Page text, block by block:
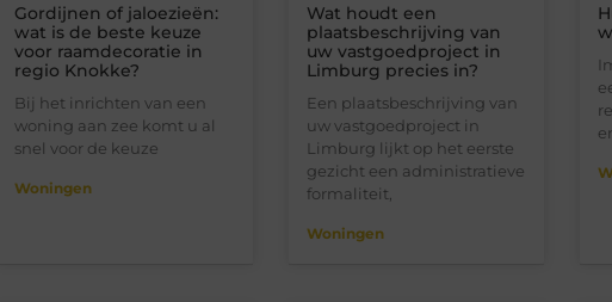
Gordijnen of jaloezieën:
wat is de beste keuze
voor raamdecoratie in
regio Knokke?
Bij het inrichten van een
woning aan zee komt u al
snel voor de keuze
Woningen
Wat houdt een
plaatsbeschrijving van
uw vastgoedproject in
Limburg precies in?
Een plaatsbeschrijving van
uw vastgoedproject in
Limburg lijkt op het eerste
gezicht een administratieve
formaliteit,
Woningen